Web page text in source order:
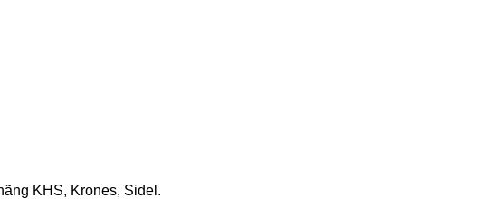
KHS, Krones, Sidel.